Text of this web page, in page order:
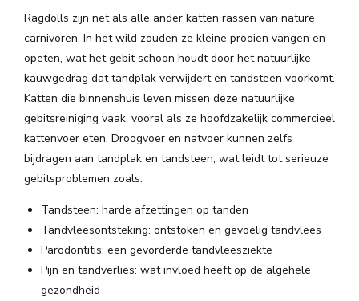
Ragdolls zijn net als alle ander katten rassen van nature
carnivoren. In het wild zouden ze kleine prooien vangen en
opeten, wat het gebit schoon houdt door het natuurlijke
kauwgedrag dat tandplak verwijdert en tandsteen voorkomt.
Katten die binnenshuis leven missen deze natuurlijke
gebitsreiniging vaak, vooral als ze hoofdzakelijk commercieel
kattenvoer eten. Droogvoer en natvoer kunnen zelfs
bijdragen aan tandplak en tandsteen, wat leidt tot serieuze
gebitsproblemen zoals:
Tandsteen: harde afzettingen op tanden
Tandvleesontsteking: ontstoken en gevoelig tandvlees
Parodontitis: een gevorderde tandvleesziekte
Pijn en tandverlies: wat invloed heeft op de algehele
gezondheid